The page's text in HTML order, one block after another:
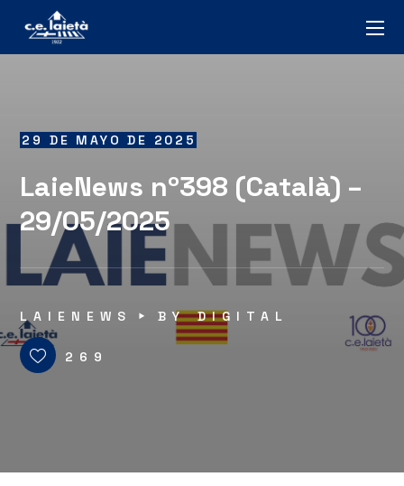
29 DE MAYO DE 2025
LaieNews nº398 (Català) –
29/05/2025
LAIENEWS BYDIGITAL
269